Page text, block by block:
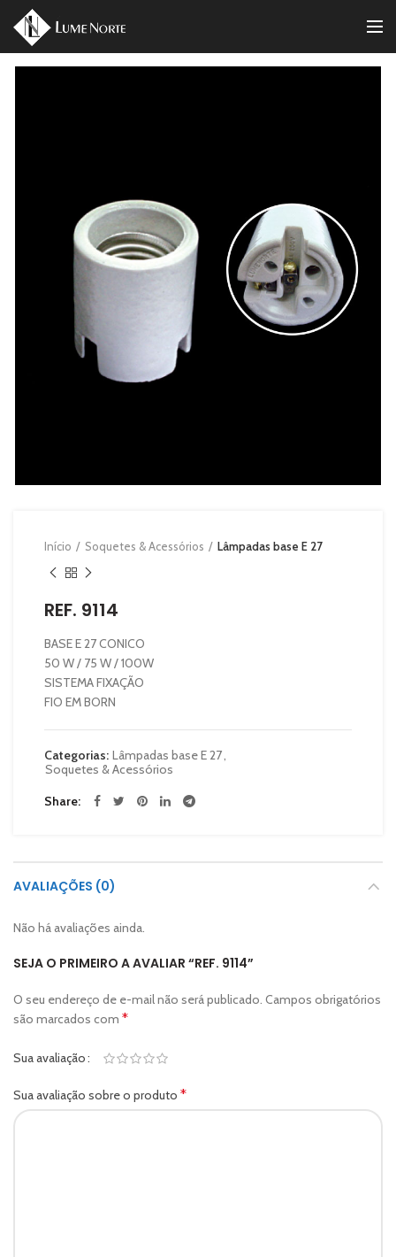
Início Soquetes & Acessórios Lâmpadas base E 27
REF. 9114
BASE E 27 CONICO
50 W / 75 W / 100W
SISTEMA FIXAÇÃO
FIO EM BORN
Categorias: Lâmpadas base E 27,
Soquetes & Acessórios
Share
AVALIAÇÕES (0)
Não há avaliações ainda.
SEJA O PRIMEIRO A AVALIAR “REF. 9114”
O seu endereço de e-mail não será publicado. Campos obrigatórios
são marcados com *
Sua avaliação
Sua avaliação sobre o produto *